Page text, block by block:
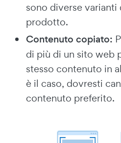
sono diverse varianti
prodotto.
Contenuto copiato:
di più di un sito web
stesso contenuto in
è il caso, dovresti
contenuto preferito.